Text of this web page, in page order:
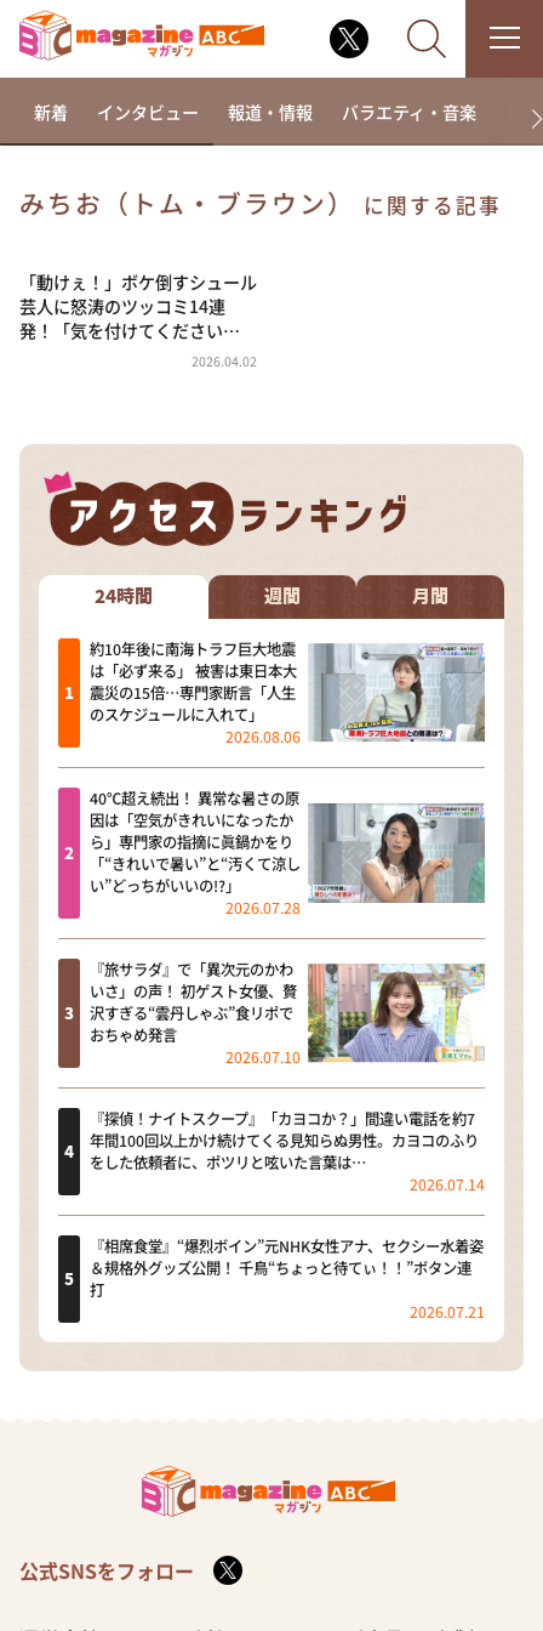
相席食堂
これ余談なんですけど・・・
～人生密着トークバラエティ！～ やすとものいたっ
河合＆A.B.C-Z塚田×福井アナ「なんでやねん！？」
（news おかえり）
DAIGOも台所 ～きょうの献立 何にする？～
本日はダイアンなり！シーズン２
朝だ！生です旅サラダ
教えて！ニュースライブ 正義のミカタ
ＬＩＦＥ～夢のカタチ～
新婚さんいらっしゃい！
ポツンと一軒家
ザキ山小屋本館
ぺこぱのまるスポ
新着 インタビュー 報道・情報 バラエティ・音楽 ド
みちお（トム・ブラウン） に関する記事
「動けぇ！」ボケ倒すシュール
芸人に怒涛のツッコミ14連
発！「気を付けてください…
2026.04.02
24時間 週間 月間
約10年後に南海トラフ巨大地震
は「必ず来る」 被害は東日本大
震災の15倍…専門家断言「人生
のスケジュールに入れて」
2026.08.06
40℃超え続出！ 異常な暑さの原
因は「空気がきれいになったか
ら」専門家の指摘に眞鍋かをり
「“きれいで暑い”と“汚くて涼し
い”どっちがいいの!?」
2026.07.28
『旅サラダ』で「異次元のかわ
いさ」の声！ 初ゲスト女優、贅
沢すぎる“雲丹しゃぶ”食リポで
おちゃめ発言
2026.07.10
『探偵！ナイトスクープ』「カヨコか？」間違い電話を約7
年間100回以上かけ続けてくる見知らぬ男性。カヨコのふり
をした依頼者に、ポツリと呟いた言葉は…
2026.07.14
『相席食堂』“爆烈ボイン”元NHK女性アナ、セクシー水着姿
＆規格外グッズ公開！ 千鳥“ちょっと待てぃ！！”ボタン連
打
2026.07.21
公式SNSをフォロー